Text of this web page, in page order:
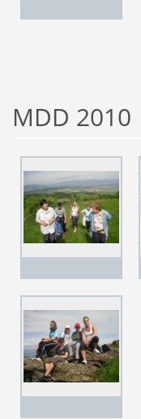
MDD 2010